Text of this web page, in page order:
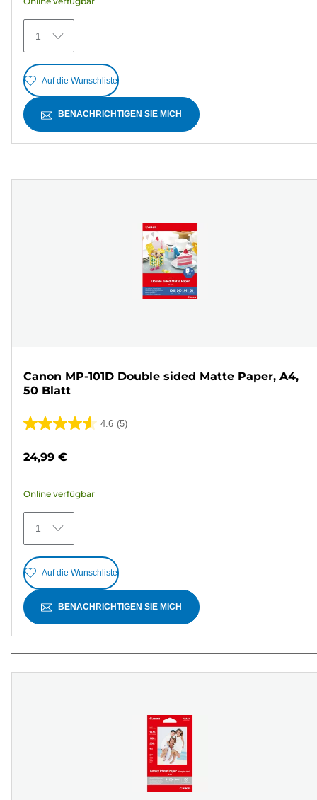
371
Bewertungen
1
Auf die Wunschliste
BENACHRICHTIGEN SIE MICH
Canon MP-101D Double sided Matte Paper, A4,
50 Blatt
4.6 (5)
4.6
5
5
Bewertungen
24,99 €
Online verfügbar
1
Auf die Wunschliste
BENACHRICHTIGEN SIE MICH